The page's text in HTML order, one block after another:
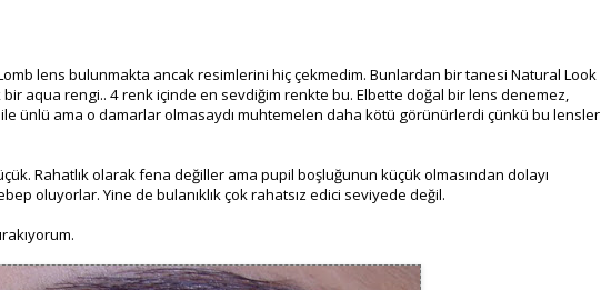
lens bulunmakta ancak resimlerini hiç çekmedim. Bunlardan bir tanesi Natural Look
bir aqua rengi.. 4 renk içinde en sevdiğim renkte bu. Elbette doğal bir lens denemez,
ünlü ama o damarlar olmasaydı muhtemelen daha kötü görünürlerdi çünkü bu lensler
Rahatlık olarak fena değiller ama pupil boşluğunun küçük olmasından dolayı
oluyorlar. Yine de bulanıklık çok rahatsız edici seviyede değil.